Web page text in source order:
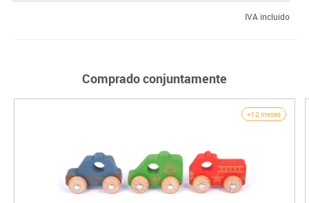
IVA incluido
Comprado conjuntamente
+12 meses